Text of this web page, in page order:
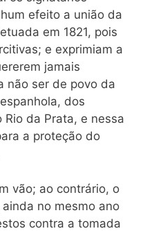
efeito a união da
em 1821, pois
e exprimiam a
jamais
não ser de povo da
dos
da Prata, e nessa
a proteção do
vão; ao contrário, o
no mesmo ano
contra a tomada